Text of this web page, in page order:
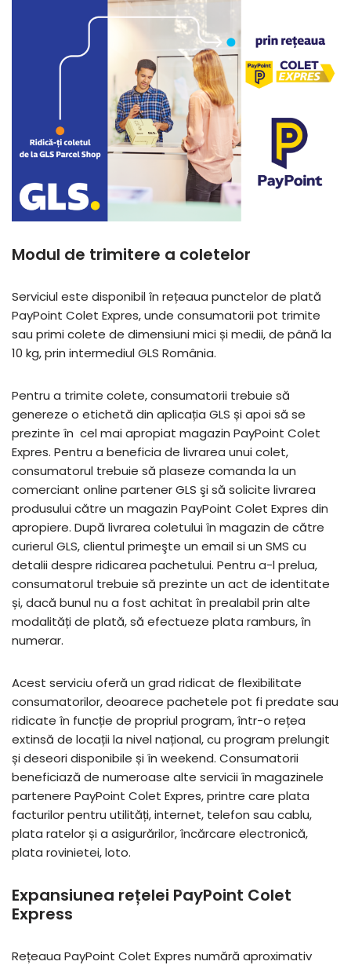
Modul de trimitere a coletelor
Serviciul este disponibil în rețeaua punctelor de plată
PayPoint Colet Expres, unde consumatorii pot trimite
sau primi colete de dimensiuni mici și medii, de până la
10 kg, prin intermediul GLS România.
Pentru a trimite colete, consumatorii trebuie să
genereze o etichetă din aplicația GLS și apoi să se
prezinte în cel mai apropiat magazin PayPoint Colet
Expres. Pentru a beneficia de livrarea unui colet,
consumatorul trebuie să plaseze comanda la un
comerciant online partener GLS şi să solicite livrarea
produsului către un magazin PayPoint Colet Expres din
apropiere. După livrarea coletului în magazin de către
curierul GLS, clientul primeşte un email si un SMS cu
detalii despre ridicarea pachetului. Pentru a-l prelua,
consumatorul trebuie să prezinte un act de identitate
și, dacă bunul nu a fost achitat în prealabil prin alte
modalități de plată, să efectueze plata ramburs, în
numerar.
Acest serviciu oferă un grad ridicat de flexibilitate
consumatorilor, deoarece pachetele pot fi predate sau
ridicate în funcție de propriul program, într-o rețea
extinsă de locații la nivel național, cu program prelungit
și deseori disponibile și în weekend. Consumatorii
beneficiază de numeroase alte servicii în magazinele
partenere PayPoint Colet Expres, printre care plata
facturilor pentru utilități, internet, telefon sau cablu,
plata ratelor și a asigurărilor, încărcare electronică,
plata rovinietei, loto.
Expansiunea rețelei PayPoint Colet
Express
Rețeaua PayPoint Colet Expres numără aproximativ